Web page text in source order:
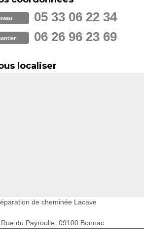
05 33 06 22 34
06 26 96 23 69
localiser
de cheminée Lacave
Rue du Payroulie, 09100 Bonnac